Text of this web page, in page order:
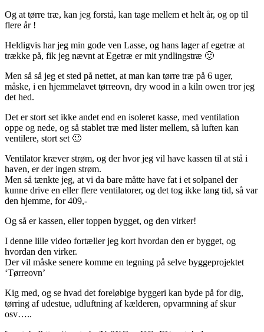
Og at tørre træ, kan jeg forstå, kan tage mellem et helt år, og op til
flere år !
Heldigvis har jeg min gode ven Lasse, og hans lager af egetræ at
trække på, fik jeg nævnt at Egetræ er mit yndlingstræ 🙂
Men så så jeg et sted på nettet, at man kan tørre træ på 6 uger,
måske, i en hjemmelavet tørreovn, dry wood in a kiln owen tror jeg
det hed.
Det er stort set ikke andet end en isoleret kasse, med ventilation
oppe og nede, og så stablet træ med lister mellem, så luften kan
ventilere, stort set 🙂
Ventilator kræver strøm, og der hvor jeg vil have kassen til at stå i
haven, er der ingen strøm.
Men så tænkte jeg, at vi da bare måtte have fat i et solpanel der
kunne drive en eller flere ventilatorer, og det tog ikke lang tid, så var
den hjemme, for 409,-
Og så er kassen, eller toppen bygget, og den virker!
I denne lille video fortæller jeg kort hvordan den er bygget, og
hvordan den virker.
Der vil måske senere komme en tegning på selve byggeprojektet
‘Tørreovn’
Kig med, og se hvad det foreløbige byggeri kan byde på for dig,
tørring af udestue, udluftning af kælderen, opvarmning af skur
osv…..